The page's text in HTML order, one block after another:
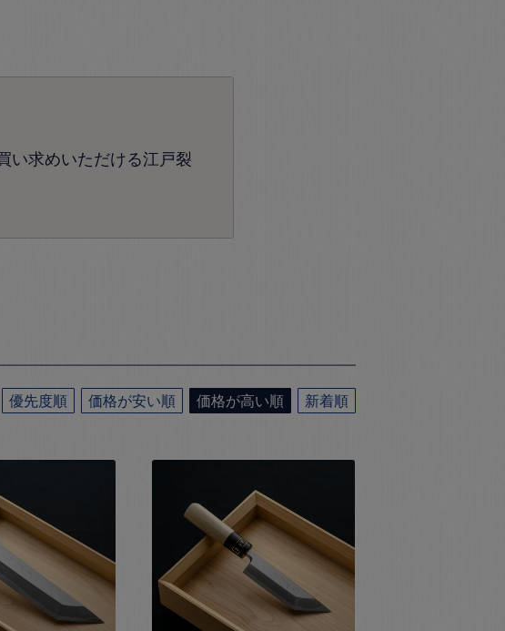
い求めいただける江戸裂
優先度順 価格が安い順 価格が高い順 新着順